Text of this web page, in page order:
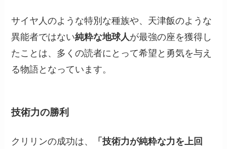
サイヤ人のような特別な種族や、天津飯のような
異能者ではない純粋な地球人 が最強の座を獲得し
たことは、多くの読者にとって希望と勇気を与え
る物語となっています。
技術力の勝利
クリリンの成功は、
「技術力が純粋な力を上回